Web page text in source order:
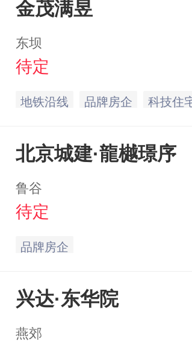
金茂满昱
东坝
待定
地铁沿线 品牌房企 科技住
北京城建·龍樾璟序
鲁谷
待定
品牌房企
兴达·东华院
燕郊